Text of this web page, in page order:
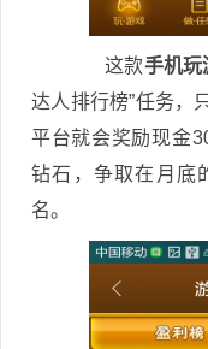
这款手机玩
达人排行榜”任务，
平台就会奖励现金
钻石，争取在月底
名。